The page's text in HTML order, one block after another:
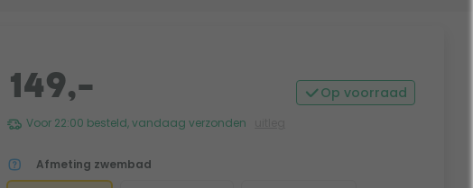
149,- Op voorraad
Voor 22:00 besteld, vandaag verzonden
Afmeting zwembad